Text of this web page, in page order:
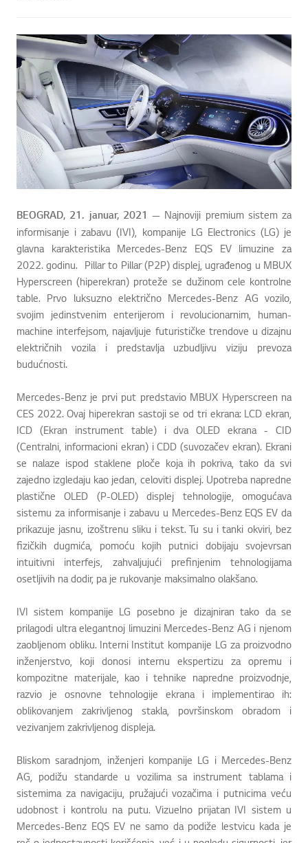
BEOGRAD, 21. januar, 2021 — Najnoviji premium sistem za
informisanje i zabavu (IVI), kompanije LG Electronics (LG) je
glavna karakteristika Mercedes-Benz EQS EV limuzine za
2022. godinu. Pillar to Pillar (P2P) displej, ugrađenog u MBUX
Hyperscreen (hiperekran) proteže se dužinom cele kontrolne
table. Prvo luksuzno električno Mercedes-Benz AG vozilo,
svojim jedinstvenim enterijerom i revolucionarnim, human-
machine interfejsom, najavljuje futurističke trendove u dizajnu
električnih vozila i predstavlja uzbudljivu viziju prevoza
budućnosti.
Mercedes-Benz je prvi put predstavio MBUX Hyperscreen na
CES 2022. Ovaj hiperekran sastoji se od tri ekrana: LCD ekran,
ICD (Ekran instrument table) i dva OLED ekrana - CID
(Centralni, informacioni ekran) i CDD (suvozačev ekran). Ekrani
se nalaze ispod staklene ploče koja ih pokriva, tako da svi
zajedno izgledaju kao jedan, celoviti displej. Upotreba napredne
plastične OLED (P-OLED) displej tehnologije, omogućava
sistemu za informisanje i zabavu u Mercedes-Benz EQS EV da
prikazuje jasnu, izoštrenu sliku i tekst. Tu su i tanki okviri, bez
fizičkih dugmića, pomoću kojih putnici dobijaju svojevrsan
intuitivni interfejs, zahvaljujući prefinjenim tehnologijama
osetljivih na dodir, pa je rukovanje maksimalno olakšano.
IVI sistem kompanije LG posebno je dizajniran tako da se
prilagodi ultra elegantnoj limuzini Mercedes-Benz AG i njenom
zaobljenom obliku. Interni Institut kompanije LG za proizvodno
inženjerstvo, koji donosi internu ekspertizu za opremu i
kompozitne materijale, kao i tehnike napredne proizvodnje,
razvio je osnovne tehnologije ekrana i implementirao ih:
oblikovanjem zakrivljenog stakla, površinskom obradom i
vezivanjem zakrivljenog displeja.
Bliskom saradnjom, inženjeri kompanije LG i Mercedes-Benz
AG, podižu standarde u vozilima sa instrument tablama i
sistemima za navigaciju, pružajući vozačima i putnicima veću
udobnost i kontrolu na putu. Vizuelno prijatan IVI sistem u
Mercedes-Benz EQS EV ne samo da podiže lestvicu kada je